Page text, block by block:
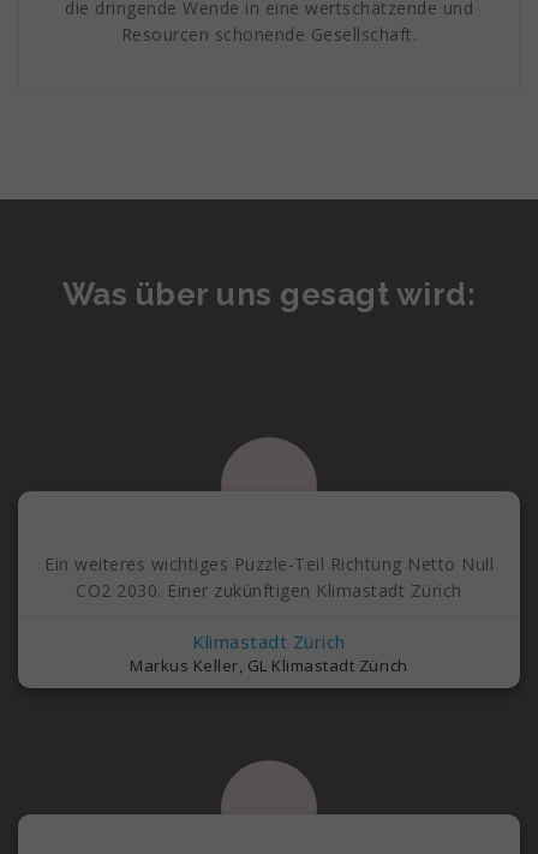
die dringende Wende in eine wertschätzende und
Resourcen schonende Gesellschaft.
Was über uns gesagt wird:
Ein weiteres wichtiges Puzzle-Teil Richtung Netto Null
CO2 2030. Einer zukünftigen Klimastadt Zürich
Klimastadt Zürich
Markus Keller, GL Klimastadt Zürich